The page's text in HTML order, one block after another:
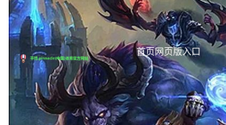
首页网页版入口